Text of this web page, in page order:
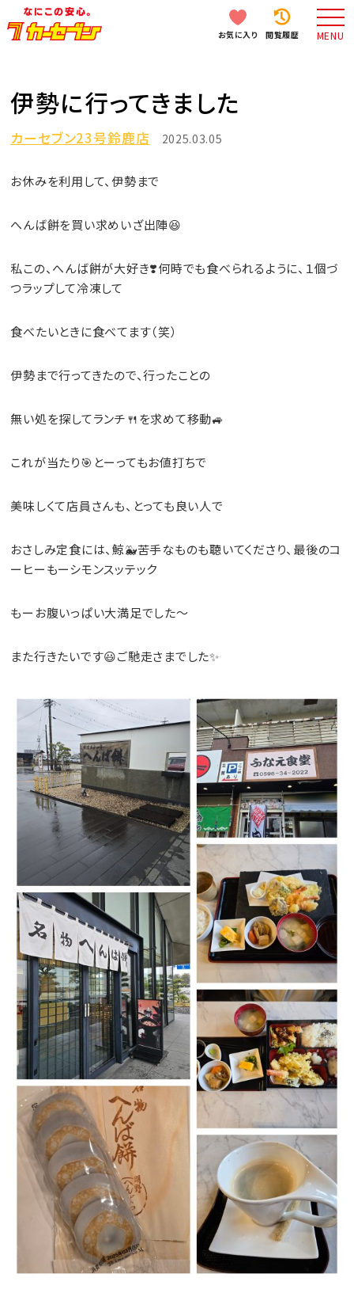
お気に入り 閲覧履歴 MENU
伊勢に行ってきました
カーセブン23号鈴鹿店 2025.03.05
お休みを利用して、伊勢まで
へんば餅を買い求めいざ出陣😆
私この、へんば餅が大好き❣️何時でも食べられるように、１個づ
つラップして冷凍して
食べたいときに食べてます（笑）
伊勢まで行ってきたので、行ったことの
無い処を探してランチ🍴を求めて移動🚙
これが当たり🎯とーってもお値打ちで
美味しくて店員さんも、とっても良い人で
おさしみ定食には、鯨🐳苦手なものも聴いてくださり、最後のコ
ーヒーもーシモンスッテック
もーお腹いっぱい大満足でした～
また行きたいです😃ご馳走さまでした✨